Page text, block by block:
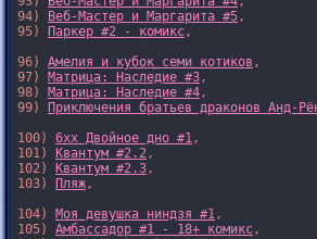
94)
Веб-Мастер и Маргарита #5,
95)
Паркер #2 - комикс,
96) Амелия и кубок семи котиков ,
97) Матрица: Наследие #3,
98) Матрица: Наследие #4,
99)
Приключения братьев драконов Анд-
100) 6xx Двойное дно #1,
101)
Квантум #2.2,
102)
Квантум #2.3,
103)
Пляж,
104) Моя девушка ниндзя #1,
105) Амбассадор #1 - 18+ комикс,